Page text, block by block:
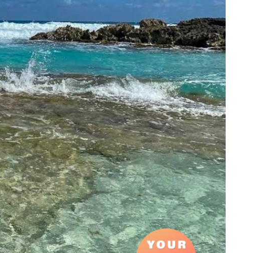
Français du Canada
עִבְרִית
Português do Brasil
Über
Blog
Nachricht an uns:
Name
E-Mail
Nachricht